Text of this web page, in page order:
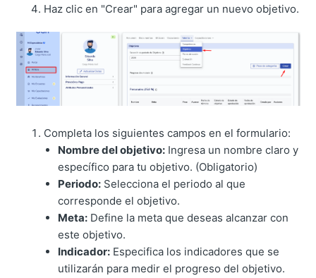
Haz clic en "Crear" para agregar un nuevo objetivo.
Completa los siguientes campos en el formulario:
Nombre del objetivo: Ingresa un nombre claro y
específico para tu objetivo. (Obligatorio)
Periodo: Selecciona el periodo al que
corresponde el objetivo.
Meta: Define la meta que deseas alcanzar con
este objetivo.
Indicador: Especifica los indicadores que se
utilizarán para medir el progreso del objetivo.